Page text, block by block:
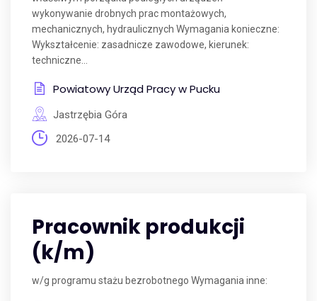
wykonywanie drobnych prac montażowych,
mechanicznych, hydraulicznych Wymagania konieczne:
Wykształcenie: zasadnicze zawodowe, kierunek:
techniczne...
Powiatowy Urząd Pracy w Pucku
Jastrzębia Góra
2026-07-14
Pracownik produkcji
(k/m)
w/g programu stażu bezrobotnego Wymagania inne: